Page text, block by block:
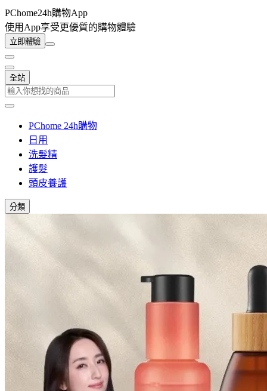
PChome24h購物App
使用App享受更優質的購物體驗
立即體驗
全站
PChome 24h購物
日用
洗髮精
護髮
頭皮養護
分類